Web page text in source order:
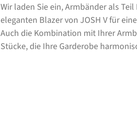
Wir laden Sie ein, Armbänder als
eleganten Blazer von JOSH V für
Auch die Kombination mit Ihrer
Stücke, die Ihre Garderobe